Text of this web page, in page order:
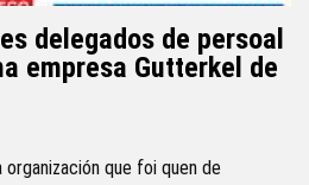
delegados de persoal
empresa Gutterkel de
que foi quen de